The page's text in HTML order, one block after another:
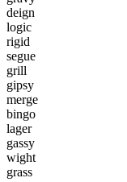
deign
logic
rigid
segue
grill
gipsy
merge
bingo
lager
gassy
wight
grass